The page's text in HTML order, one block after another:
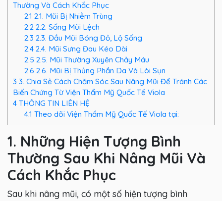
Thường Và Cách Khắc Phục
2.1 2.1. Mũi Bị Nhiễm Trùng
2.22.2. Sống Mũi Lệch
2.3 2.3. Đầu Mũi Bóng Đỏ, Lộ Sống
2.42.4. Mũi Sưng Đau Kéo Dài
2.5 2.5. Mũi Thường Xuyên Chảy Máu
2.6 2.6. Mũi Bị Thủng Phần Da Và Lòi Sụn
3 3. Chia Sẻ Cách Chăm Sóc Sau Nâng Mũi Để Tránh Các
Biến Chứng Từ Viện Thẩm Mỹ Quốc Tế Viola
4 THÔNG TIN LIÊN HỆ
4.1 Theo dõi Viện Thẩm Mỹ Quốc Tế Viola tại:
1. Những Hiện Tượng Bình
Thường Sau Khi Nâng Mũi Và
Cách Khắc Phục
Sau khi nâng mũi, có một số hiện tượng bình